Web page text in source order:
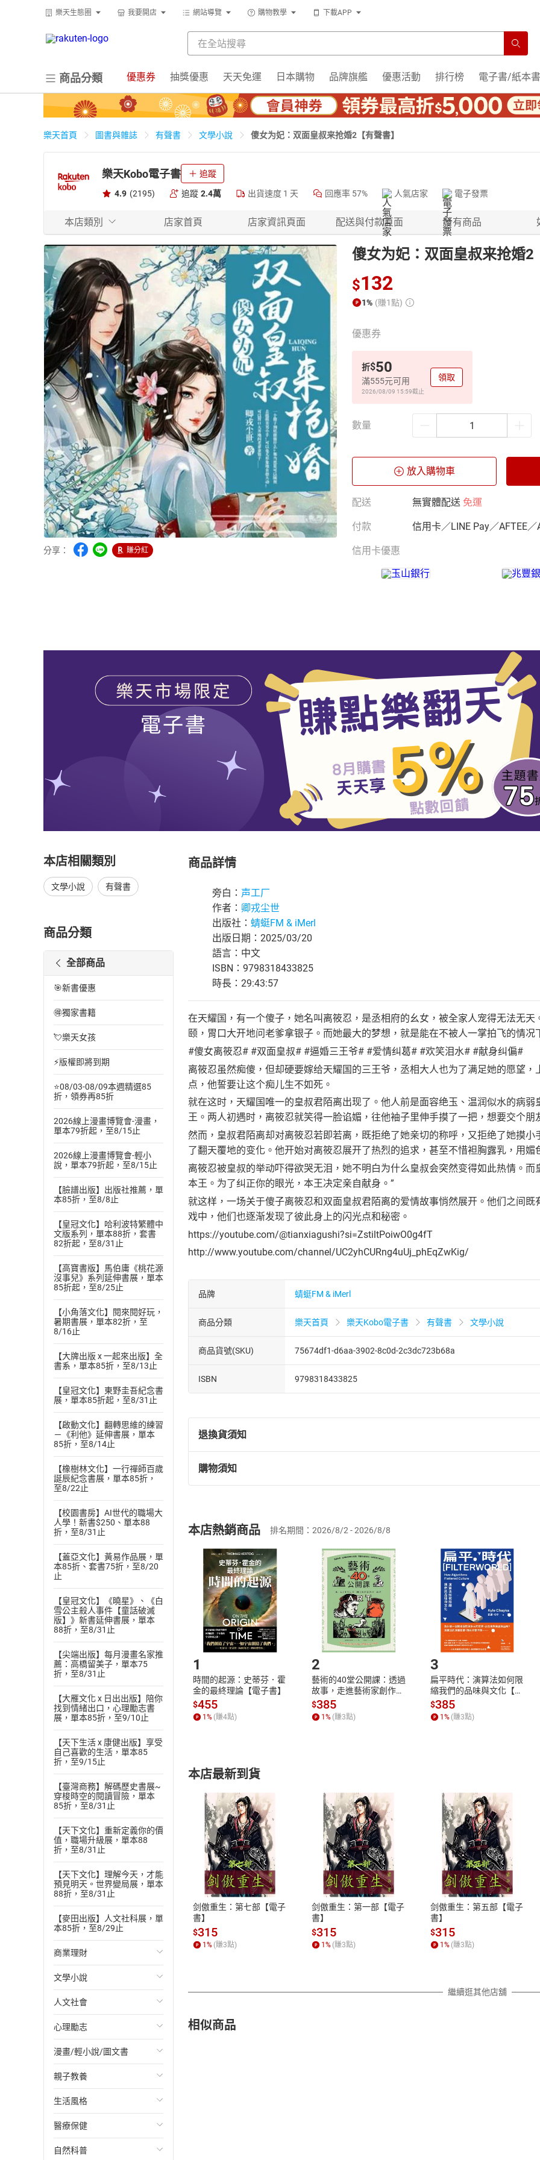
樂天生態圈 我要開店 網站導覽 購物教學 下載APP
商品分類 優惠券 抽獎優惠 天天免運 日本購物 品牌旗艦 優惠活動 排行榜 電子書/紙本書
樂天首頁 圖書與雜誌 有聲書 文學小說 傻女为妃：双面皇叔来抢婚2【有聲書】
樂天Kobo電子書 追蹤
4.9 (2195) 追蹤 2.4萬 出貨速度 1 天 回應率 57% 人氣店家 電子發票
本店類別 店家首頁 店家資訊頁面 配送與付款頁面 所有商品
分享： 賺分紅
傻女为妃：双面皇叔来抢婚2
$132
1% (賺1點)
優惠券
折$50
滿555元可用
2026/08/09 15:59截止
領取
數量
放入購物車
配送 無實體配送 免運
付款 信用卡／LINE Pay／AFTEE／
信用卡優惠
本店相關類別
文學小說 有聲書
商品分類
全部商品
🎯新書優惠
🉐獨家書籍
💘樂天女孩
⚡版權即將到期
⭐08/03-08/09本週精選85
折，領券再85折
2026線上漫畫博覽會-漫畫，
單本79折起，至8/15止
2026線上漫畫博覽會-輕小
說，單本79折起，至8/15止
【臉譜出版】出版社推薦，單
本85折，至8/8止
【皇冠文化】哈利波特繁體中
文版系列，單本88折，套書
82折起，至8/31止
【高寶書版】馬伯庸《桃花源
沒事兒》系列延伸書展，單本
85折起，至8/25止
【小角落文化】閱來閱好玩，
暑期書展，單本82折，至
8/16止
【大牌出版 x 一起來出版】全
書系，單本85折，至8/13止
【皇冠文化】東野圭吾紀念書
展，單本85折起，至8/31止
【啟動文化】翻轉思維的練習
－《利他》延伸書展，單本
85折，至8/14止
【橡樹林文化】一行禪師百歲
誕辰紀念書展，單本85折，
至8/22止
【校園書房】AI世代的職場大
人學！新書$250、單本88
折，至8/31止
【蓋亞文化】黃易作品展，單
本85折、套書75折，至8/20
止
【皇冠文化】《曉星》、《白
雪公主殺人事件【童話破滅
版】》新書延伸書展，單本
88折，至8/31止
【尖端出版】每月漫畫名家推
薦：高橋留美子，單本75
折，至8/31止
【大雁文化 x 日出出版】陪你
找到情緒出口，心理勵志書
展，單本85折，至9/10止
【天下生活 x 康健出版】享受
自己喜歡的生活，單本85
折，至9/15止
【臺灣商務】解碼歷史書展~
穿梭時空的閱讀冒險，單本
85折，至8/31止
【天下文化】重新定義你的價
值，職場升級展，單本88
折，至8/31止
【天下文化】理解今天，才能
預見明天。世界變局展，單本
88折，至8/31止
【麥田出版】人文社科展，單
本85折，至8/29止
商業理財
投資理財
經濟/趨勢
財務/金融
管理/領導
職場工作術
成功法
行銷/廣告
傳記
文學小說
歐美文學
日本文學
韓國文學
華文文學
經典文學
成長/家庭生活小說
懸疑/推理小說
人文社會
國際關係
政治
社會科學
台灣/中國歷史
日/韓歷史
其他歷史/史學
心理勵志
心靈成長/情緒
人際關係
兩性關係
心理學
漫畫/輕小說/圖文書
輕小說
奇幻/科幻
愛情故事
職場/社會寫實
親子教養
教育現場
兒童文學/故事
兒童科普/學習
生活風格
飲食/食譜
健身/美顏
醫療保健
健康/養生
自然科普
商品詳情
旁白： 声工厂
作者： 卿戎尘世
出版社： 蜻蜓FM & iMerl
出版日期：2025/03/20
語言：中文
ISBN：9798318433825
時長：29:43:57
在天耀国，有一个傻子，她名叫离筱忍，是丞相府的幺女，被全家人宠得无法无
颐，胃口大开地问老爹拿银子。而她最大的梦想，就是能在不被人一掌拍飞的情况
#傻女离筱忍# #双面皇叔# #逼婚三王爷# #爱情纠葛# #欢笑泪水# #献身纠偏#
离筱忍虽然痴傻，但却硬要嫁给天耀国的三王爷，丞相大人也为了满足她的愿望
点，他誓要让这个痴儿生不如死。
就在这时，天耀国唯一的皇叔君陌离出现了。他人前是面容绝玉、温润似水的病
王。两人初遇时，离筱忍就笑得一脸谄媚，往他袖子里伸手摸了一把，想要交个朋
然而，皇叔君陌离却对离筱忍若即若离，既拒绝了她亲切的称呼，又拒绝了她摸
了翻天覆地的变化。他开始对离筱忍展开了热烈的追求，甚至不惜袒胸露乳，用媚
离筱忍被皇叔的举动吓得欲哭无泪，她不明白为什么皇叔会突然变得如此热情。
本王。为了纠正你的眼光，本王决定亲自献身。”
就这样，一场关于傻子离筱忍和双面皇叔君陌离的爱情故事悄然展开。他们之间
戏中，他们也逐渐发现了彼此身上的闪光点和秘密。
https://youtube.com/@tianxiagushi?si=ZstiltPoiwO0g4fT
http://www.youtube.com/channel/UC2yhCURng4uUj_phEqZwKig/
品牌 蜻蜓FM & iMerl
商品分類 樂天首頁 樂天Kobo電子書 有聲書 文學小說
商品貨號(SKU) 75674df1-d6aa-3902-8c0d-2c3dc723b68a
ISBN 9798318433825
退換貨須知
退換貨規定：
(一)依消費者保護法第19條第1項後段暨通訊交易解除權合理例外情事適用
(二)消費者訂購本店鋪之商品即代表知悉本店鋪所銷售之商品為電子書，
且已下載/存取電子書，不得請求退貨退款。
退貨方式：您欲取消訂單或辦理退貨時，請登入樂天市場，並於「我的訂單
貨」，本店鋪將依您的申請進行審核，待審核通過後將為您辦理退款事宜。
請注意，樂天市場須以整筆訂單為單位進行取消/退貨，恕無法以單支商品取
購物須知
挑選商品
Choose
放入購物車
Shopping cart
登入帳號
Login
購書後，如何開始使用？
Step1.選擇閱讀載具 Step2.登入
付款方式
ATM轉帳、信用卡、LINE PAY、AFTEE
退換貨規範
本店是否提供消費者保護法七日猶
之權利，遽消費者保護法及通訊交
除權合理例外情事適用準則，依商
質各有不同規定。詳細退換貨說明
照各商品說明。
本店熱銷商品 排名期間：2026/8/2 - 2026/8/8
1
時間的起源：史蒂芬．霍
金的最終理論【電子書】
$455
1 % (賺4點)
2
藝術的40堂公開課：透過
故事，走進藝術家創作現
場，看藝術如何誕生、如
何形塑人類生活【電子
書】
$385
1 % (賺3點)
3
扁平時代：演算法如何限
縮我們的品味與文化【電
子書】
$385
1 % (賺3點)
本店最新到貨
剑傲重生：第七部【電子
書】
$315
1% (賺3點)
剑傲重生：第一部【電子
書】
$315
1% (賺3點)
剑傲重生：第五部【電子
書】
$315
1% (賺3點)
繼續逛其他店舖
相似商品